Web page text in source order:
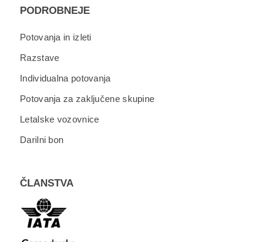
PODROBNEJE
Potovanja in izleti
Razstave
Individualna potovanja
Potovanja za zaključene skupine
Letalske vozovnice
Darilni bon
ČLANSTVA